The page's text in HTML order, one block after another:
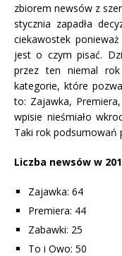
zbiorem newsów z
stycznia zapadła
ciekawostek
jest o czym pisać.
przez ten niemal rok
kategorie, które
to: Zajawka,
wpisie nieśmiało
Taki rok podsumowań
Liczba newsów w
Zajawka: 64
Premiera: 44
Zabawki: 25
To i Owo: 50